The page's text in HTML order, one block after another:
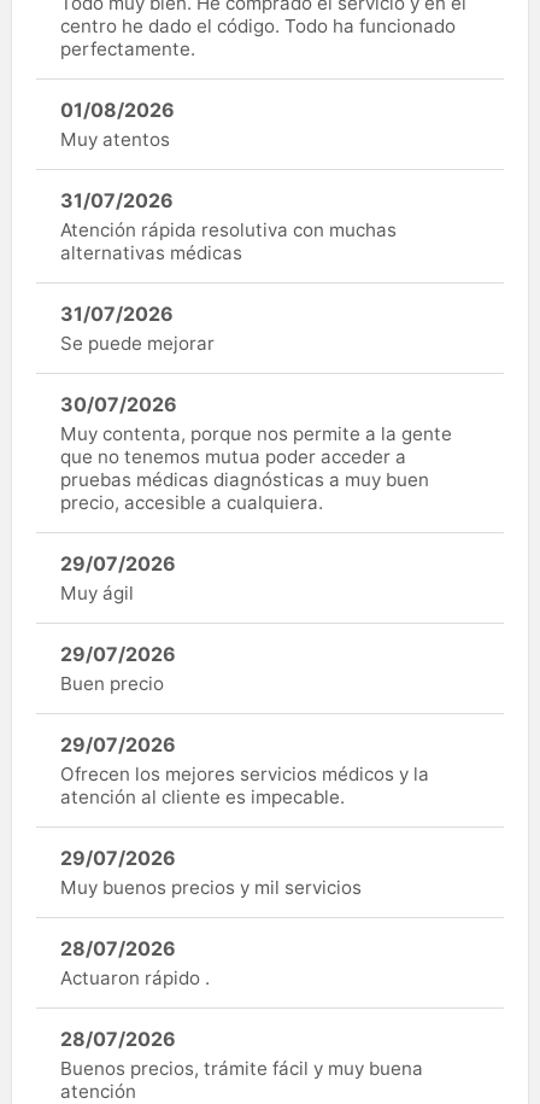
centro he dado el código. Todo ha funcionado
perfectamente.
01/08/2026
Muy atentos
31/07/2026
Atención rápida resolutiva con muchas
alternativas médicas
31/07/2026
Se puede mejorar
30/07/2026
Muy contenta, porque nos permite a la gente
que no tenemos mutua poder acceder a
pruebas médicas diagnósticas a muy buen
precio, accesible a cualquiera.
29/07/2026
Muy ágil
29/07/2026
Buen precio
29/07/2026
Ofrecen los mejores servicios médicos y la
atención al cliente es impecable.
29/07/2026
Muy buenos precios y mil servicios
28/07/2026
Actuaron rápido .
28/07/2026
Buenos precios, trámite fácil y muy buena
atención